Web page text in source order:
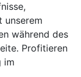
unserem
während des
Profitieren
im